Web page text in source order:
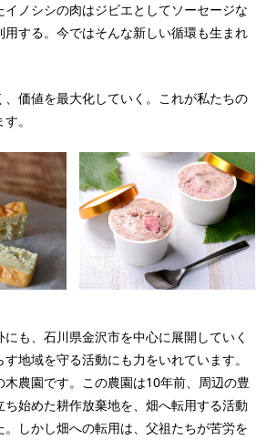
イノシシの肉はジビエとしてソーセージな
用する。今ではそんな新しい循環も生まれ
、価値を最大化していく。これが私たちの
。
も、石川県金沢市を中心に展開していく
地域を守る活動にも力をいれています。
木農園です。この農園は10年前、周辺の豊
始めた耕作放棄地を、畑へ転用する活動
。しかし畑への転用は、父祖たちが苦労を